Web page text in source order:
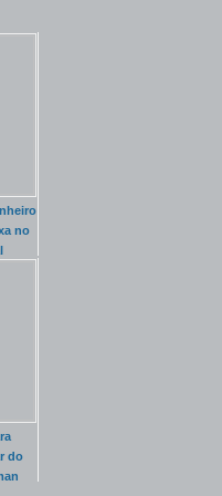
no
do